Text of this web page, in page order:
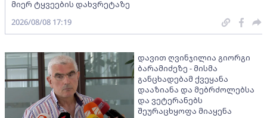
მიერ ტყვეების დახვრეტაზე
2026/08/08 17:19
დავით ღვინჯილია გიორგი
ბარამიძეზე - მისმა
განცხადებამ ქვეყანა
დააზიანა და მებრძოლებსა
და ვეტერანებს
შეურაცხყოფა მიაყენა